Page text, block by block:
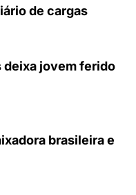
de cargas
deixa jovem ferido
brasileira e